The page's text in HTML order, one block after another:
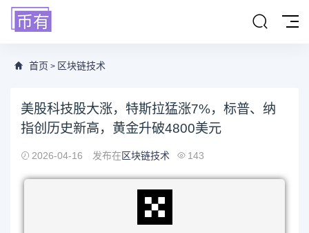
首页 > 区块链技术
美股科技股大涨，特斯拉猛涨7%，标普、纳
指创历史新高，黄金升破4800美元
2026-04-16 发布在区块链技术 143